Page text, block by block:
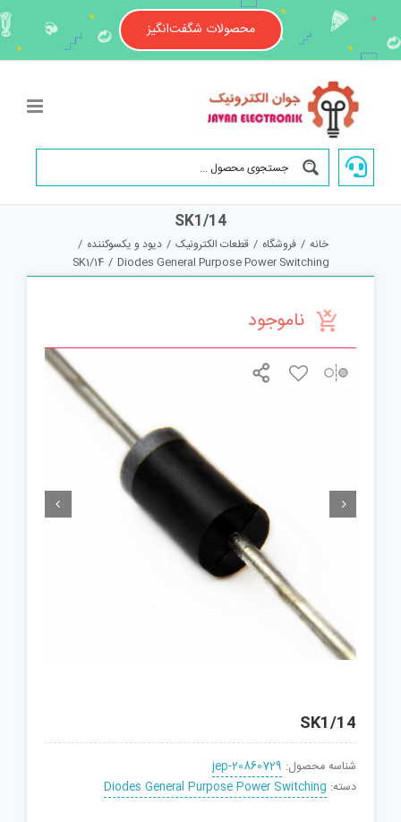
content
محصولات شگفت‌انگیز
SK1/14
خانه / فروشگاه / قطعات الکترونیک / دیود و یکسوکننده /
Diodes General Purpose Power Switching
/
SK1/14
ناموجود
 
SK1/14
شناسه محصول: jep-20860729
دسته: Diodes General Purpose Power Switching